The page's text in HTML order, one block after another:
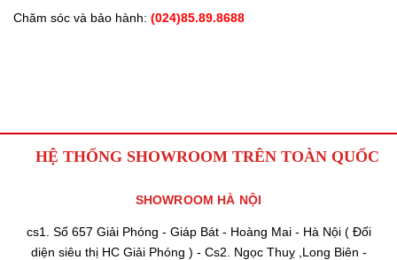
Chăm sóc và bảo hành: (024)85.89.8688
HỆ THỐNG SHOWROOM TRÊN TOÀN QUỐC
SHOWROOM HÀ NỘI
cs1. Số 657 Giải Phóng - Giáp Bát - Hoàng Mai - Hà Nội ( Đối
diện siêu thị HC Giải Phóng ) - Cs2. Ngọc Thuỵ ,Long Biên -